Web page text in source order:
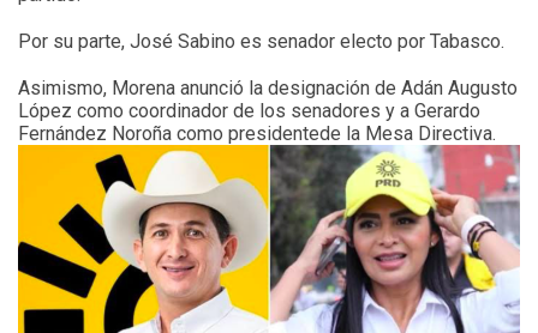
Por su parte, José Sabino es senador electo por Tabasco.
Asimismo, Morena anunció la designación de Adán Augusto
López como coordinador de los senadores y a Gerardo
Fernández Noroña como presidentede la Mesa Directiva.